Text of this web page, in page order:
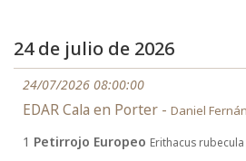
24 de julio de 2026
24/07/2026 08:00:00
EDAR Cala en Porter - Daniel
1 Petirrojo Europeo Erithacus rubecula